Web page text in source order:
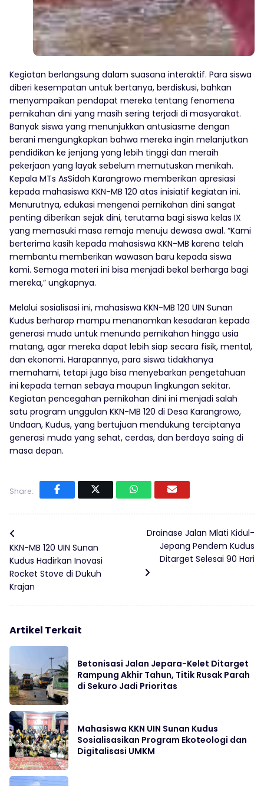
Kegiatan berlangsung dalam suasana interaktif. Para siswa
diberi kesempatan untuk bertanya, berdiskusi, bahkan
menyampaikan pendapat mereka tentang fenomena
pernikahan dini yang masih sering terjadi di masyarakat.
Banyak siswa yang menunjukkan antusiasme dengan
berani mengungkapkan bahwa mereka ingin melanjutkan
pendidikan ke jenjang yang lebih tinggi dan meraih
pekerjaan yang layak sebelum memutuskan menikah.
Kepala MTs AsSidah Karangrowo memberikan apresiasi
kepada mahasiswa KKN-MB 120 atas inisiatif kegiatan ini.
Menurutnya, edukasi mengenai pernikahan dini sangat
penting diberikan sejak dini, terutama bagi siswa kelas IX
yang memasuki masa remaja menuju dewasa awal. “Kami
berterima kasih kepada mahasiswa KKN-MB karena telah
membantu memberikan wawasan baru kepada siswa
kami. Semoga materi ini bisa menjadi bekal berharga bagi
mereka,” ungkapnya.
Melalui sosialisasi ini, mahasiswa KKN-MB 120 UIN Sunan
Kudus berharap mampu menanamkan kesadaran kepada
generasi muda untuk menunda pernikahan hingga usia
matang, agar mereka dapat lebih siap secara fisik, mental,
dan ekonomi. Harapannya, para siswa tidakhanya
memahami, tetapi juga bisa menyebarkan pengetahuan
ini kepada teman sebaya maupun lingkungan sekitar.
Kegiatan pencegahan pernikahan dini ini menjadi salah
satu program unggulan KKN-MB 120 di Desa Karangrowo,
Undaan, Kudus, yang bertujuan mendukung terciptanya
generasi muda yang sehat, cerdas, dan berdaya saing di
masa depan.
Share:
KKN-MB 120 UIN Sunan
Kudus Hadirkan Inovasi
Rocket Stove di Dukuh
Krajan
Drainase Jalan Mlati Kidul-
Jepang Pendem Kudus
Ditarget Selesai 90 Hari
Artikel Terkait
Betonisasi Jalan Jepara-Kelet Ditarget
Rampung Akhir Tahun, Titik Rusak Parah
di Sekuro Jadi Prioritas
Mahasiswa KKN UIN Sunan Kudus
Sosialisasikan Program Ekoteologi dan
Digitalisasi UMKM